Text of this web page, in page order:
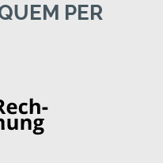
PER